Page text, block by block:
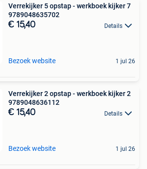
Verrekijker 5 opstap - werkboek kijker 7
9789048635702
€ 15,40 Details
Bezoek website 1 jul 26
Verrekijker 2 opstap - werkboek kijker 2
9789048636112
€ 15,40 Details
Bezoek website 1 jul 26